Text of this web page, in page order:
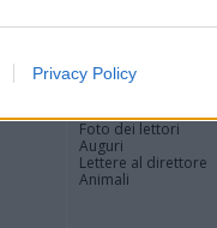
Privacy Policy
Foto dei lettori
Auguri
Lettere al direttore
Animali